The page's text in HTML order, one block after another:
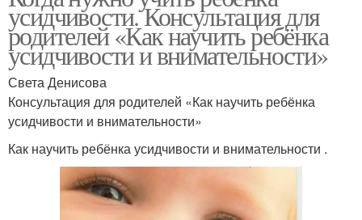
усидчивости. Консультация для
родителей «Как научить ребёнка
усидчивости и внимательности»
Света Денисова
Консультация для родителей «Как научить ребёнка
усидчивости и внимательности»
Как научить ребёнка усидчивости и внимательности .